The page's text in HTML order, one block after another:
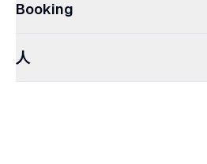
Booking
人